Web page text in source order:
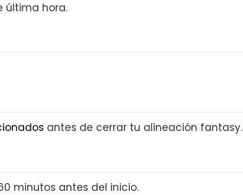
última hora.
antes de cerrar tu alineación fantasy.
minutos antes del inicio.